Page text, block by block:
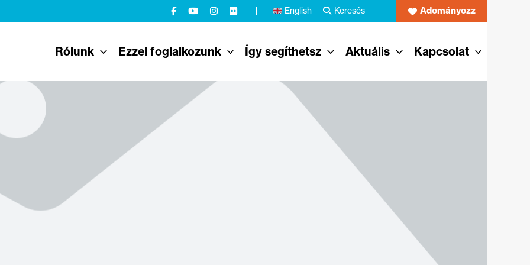
English Keresés Adományozz
Rólunk Ezzel foglalkozunk Így segíthetsz Aktuális Kapcsolat